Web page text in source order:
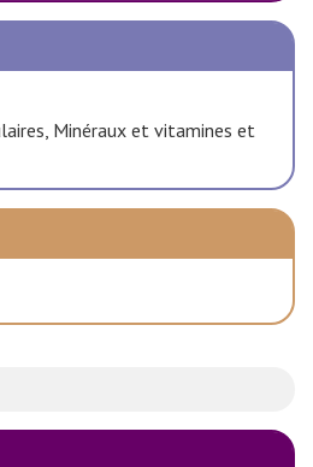
Minéraux et vitamines et